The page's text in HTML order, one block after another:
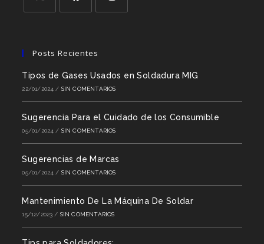
Posts Recientes
Tipos de Gases Usados en Soldadura MIG
22/01/2024 / SIN COMENTARIOS
Sugerencia Para el Cuidado de los Consumible
05/01/2024 / SIN COMENTARIOS
Sugerencias de Marcas
05/01/2024 / SIN COMENTARIOS
Mantenimiento De La Máquina De Soldar
15/12/2023 / SIN COMENTARIOS